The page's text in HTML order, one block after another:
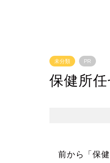
未分類 PR
保健所
前から「保健